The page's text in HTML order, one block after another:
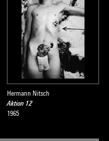
Hermann Nitsch
Aktion 12
1965